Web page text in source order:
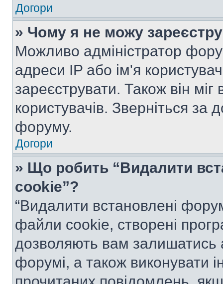
Догори
» Чому я не можу
Можливо адміністратор
адреси IP або ім'я
зареєструвати. Також він
користувачів. Зверніться за
форуму.
Догори
» Що робить “Видалити
cookie”?
“Видалити встановлені
файли cookie, створені
дозволяють вам залишатись
форумі, а також виконувати